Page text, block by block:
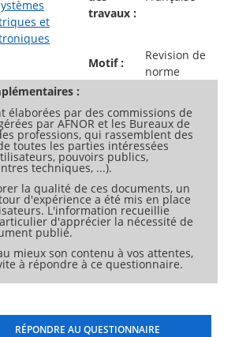
et
travaux :
Motif :
Revision de
norme
:
élaborées par des commissions de
par AFNOR et les Bureaux de
professions, qui rassemblent des
toutes les parties intéressées
pouvoirs publics,
techniques, ...).
la qualité de ces documents, un
d'expérience a été mis en place
L'information recueillie
d'apprécier la nécessité de
publié.
mieux son contenu à vos attentes,
à répondre à ce questionnaire.
RÉPONDRE AU QUESTIONNAIRE